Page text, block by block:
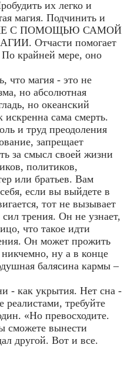
их легко и
магия. Подчинить и
С ПОМОЩЬЮ САМОЙ
Отчасти помогает
крайней мере, оно
что магия - это не
но абсолютная
но океанский
сама смерть.
и труд преодоления
запрещает
за смысл своей жизни
политиков,
или братьев. Вам
если вы выйдете в
тот не вызывает
трения. Он не узнает,
что такое идти
Он может прожить
ну а в конце
балясина кармы –
- как укрытия. Нет сна -
реалистами, требуйте
«Но превосходите.
сможете вынести
другой. Вот и все.